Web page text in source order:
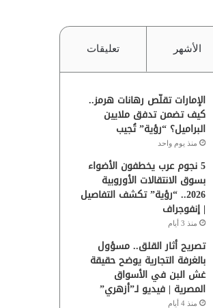
الأشهر تعليقات
الإمارات تقلّص رهانات هرمز..
كيف تضمن تدفق ملايين
البراميل؟ “رؤية” تُجيب
منذ يوم واحد
5 نجوم عرب يخطفون الأضواء
بسوق الانتقالات الأوروبية
2026.. “رؤية” تكشف التفاصيل
| إنفوجراف
منذ 3 أيام
تصريح أثار القلق.. مسؤول
بالغرفة التجارية يوضح حقيقة
غش البن في الأسواق
المصرية | فيديو لـ”أزهري”
منذ 4 أيام